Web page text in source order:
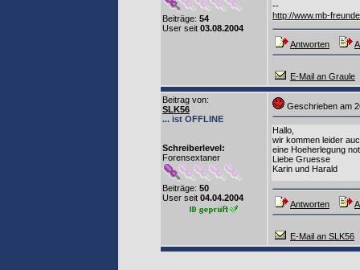
Beiträge: 54
User seit 03.08.2004
--
http://www.mb-
Antworten
E-Mail an Graule
Beitrag von:
SLK56
... ist OFFLINE
Schreiberlevel:
Forensextaner
Beiträge: 50
User seit 04.04.2004
Geschrieben
Hallo,
wir kommen leider
eine Hoeherlegung
Liebe Gruesse
Karin und Harald
Antworten
E-Mail an SLK56